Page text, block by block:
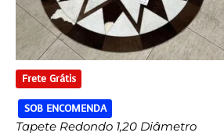
Frete Grátis
SOB ENCOMENDA
Tapete Redondo 1,20 Diâmetro